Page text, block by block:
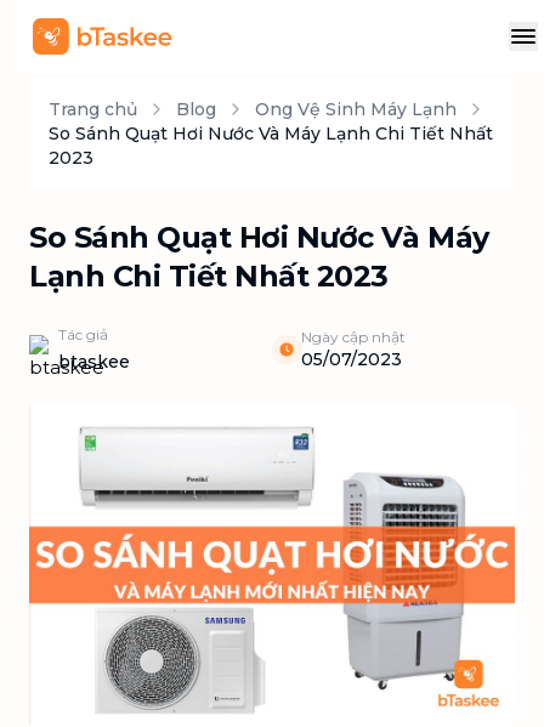
Trang chủ Blog
Ong Vệ Sinh Máy Lạnh
So Sánh Quạt Hơi Nước Và Máy Lạnh Chi Tiết Nhất
2023
So Sánh Quạt Hơi Nước Và Máy
Lạnh Chi Tiết Nhất 2023
Tác giả
btaskee
Ngày cập nhật
05/07/2023